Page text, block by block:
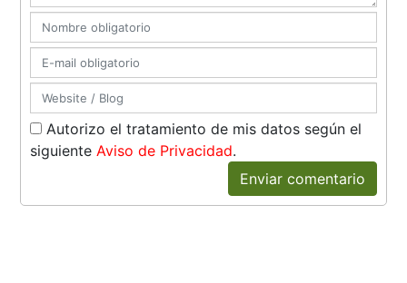
Autorizo el tratamiento de mis datos según el
siguienteAviso de Privacidad.
Enviar comentario